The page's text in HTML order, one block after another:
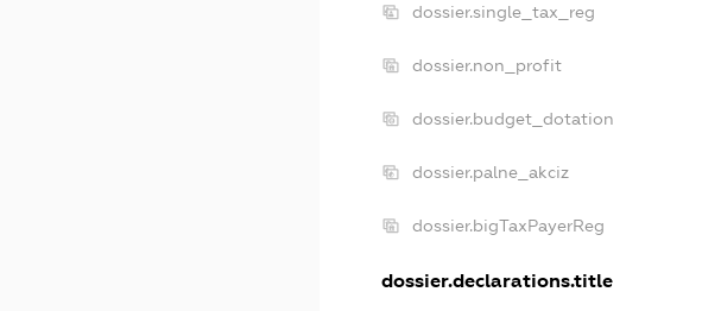
dossier.single_tax_reg
dossier.non_profit
dossier.budget_dotation
dossier.palne_akciz
dossier.bigTaxPayerReg
dossier.declarations.title